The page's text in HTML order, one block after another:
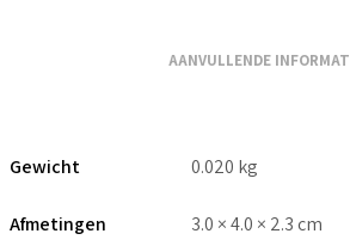
AANVULLENDE
Gewicht 0.020 kg
Afmetingen 3.0 × 4.0 × 2.3 cm